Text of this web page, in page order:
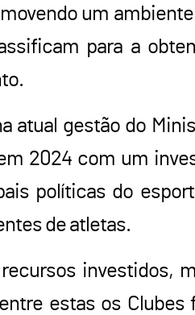
um
para a
atual gestão do
2024 com um
políticas do
de atletas.
investidos,
estas os Clubes